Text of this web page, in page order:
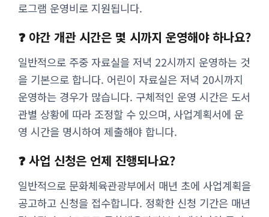
로그램 운영비로 지원됩니다.
❓ 야간 개관 시간은 몇 시까지 운영해야 하나요?
일반적으로 주중 자료실을 저녁 22시까지 운영하는 것
을 기본으로 합니다. 어린이 자료실은 저녁 20시까지
운영하는 경우가 많습니다. 구체적인 운영 시간은 도서
관별 상황에 따라 조정할 수 있으며, 사업계획서에 운
영 시간을 명시하여 제출해야 합니다.
❓ 사업 신청은 언제 진행되나요?
일반적으로 문화체육관광부에서 매년 초에 사업계획을
공고하고 신청을 접수합니다. 정확한 신청 기간은 매년